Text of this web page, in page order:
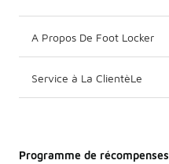
A Propos De Foot Locker
Service à La ClientèLe
Programme de récompenses